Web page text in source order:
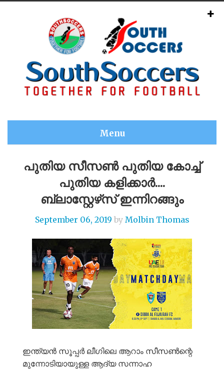
Menu
പുതിയ സീസൺ പുതിയ കോച്ച്
പുതിയ കളിക്കാർ....
ബ്ലാസ്റ്റേഴ്‌സ് ഇന്നിറങ്ങും
September 06, 2019 by Molbin Thomas
ഇന്ത്യൻ സൂപ്പർ ലീഗിലെ ആറാം സീസൺന്റെ
മുന്നോടിയായുള്ള ആദ്യ സന്നാഹ